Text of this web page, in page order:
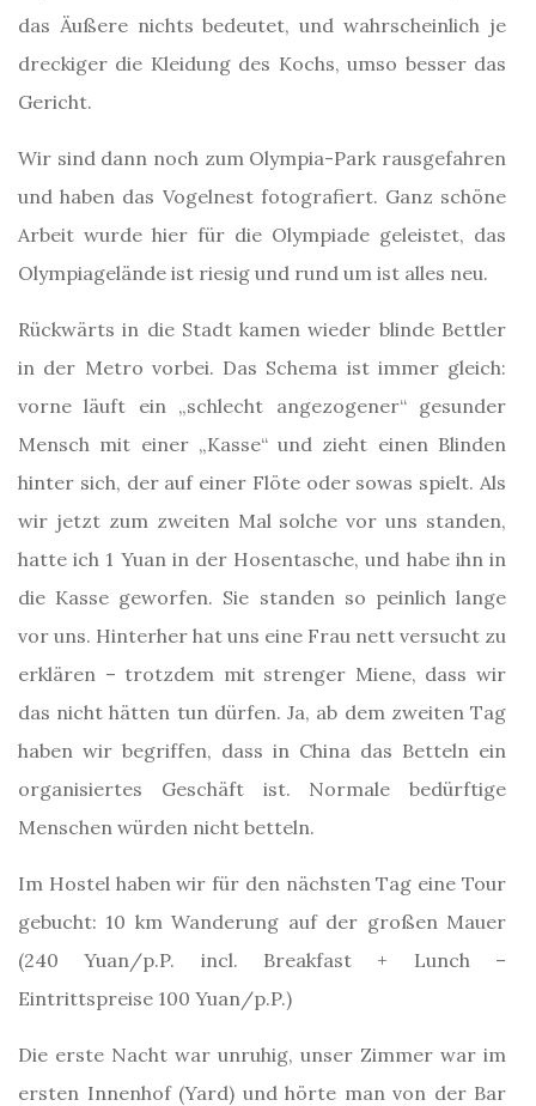
das Äußere nichts bedeutet, und wahrscheinlich je
dreckiger die Kleidung des Kochs, umso besser das
Gericht.
Wir sind dann noch zum Olympia-Park rausgefahren
und haben das Vogelnest fotografiert. Ganz schöne
Arbeit wurde hier für die Olympiade geleistet, das
Olympiagelände ist riesig und rund um ist alles neu.
Rückwärts in die Stadt kamen wieder blinde Bettler
in der Metro vorbei. Das Schema ist immer gleich:
vorne läuft ein „schlecht angezogener“ gesunder
Mensch mit einer „Kasse“ und zieht einen Blinden
hinter sich, der auf einer Flöte oder sowas spielt. Als
wir jetzt zum zweiten Mal solche vor uns standen,
hatte ich 1 Yuan in der Hosentasche, und habe ihn in
die Kasse geworfen. Sie standen so peinlich lange
vor uns. Hinterher hat uns eine Frau nett versucht zu
erklären – trotzdem mit strenger Miene, dass wir
das nicht hätten tun dürfen. Ja, ab dem zweiten Tag
haben wir begriffen, dass in China das Betteln ein
organisiertes Geschäft ist. Normale bedürftige
Menschen würden nicht betteln.
Im Hostel haben wir für den nächsten Tag eine Tour
gebucht: 10 km Wanderung auf der großen Mauer
(240 Yuan/p.P. incl. Breakfast + Lunch –
Eintrittspreise 100 Yuan/p.P.)
Die erste Nacht war unruhig, unser Zimmer war im
ersten Innenhof (Yard) und hörte man von der Bar